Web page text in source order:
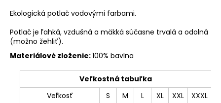
Ekologická potlač vodovými farbami.
Potlač je ľahká, vzdušná a mäkká súčasne trvalá a odolná
(možno žehliť).
Materiálové zloženie:100% bavlna
Veľkostná tabuľka
Veľkosť
S M L XL XXL
XXXL